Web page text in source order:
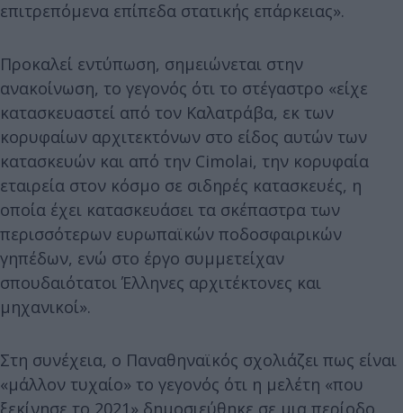
επιτρεπόμενα επίπεδα στατικής επάρκειας».
Προκαλεί εντύπωση, σημειώνεται στην
ανακοίνωση, το γεγονός ότι το στέγαστρο «είχε
κατασκευαστεί από τον Καλατράβα, εκ των
κορυφαίων αρχιτεκτόνων στο είδος αυτών των
κατασκευών και από την Cimolai, την κορυφαία
εταιρεία στον κόσμο σε σιδηρές κατασκευές, η
οποία έχει κατασκευάσει τα σκέπαστρα των
περισσότερων ευρωπαϊκών ποδοσφαιρικών
γηπέδων, ενώ στο έργο συμμετείχαν
σπουδαιότατοι Έλληνες αρχιτέκτονες και
μηχανικοί».
Στη συνέχεια, ο Παναθηναϊκός σχολιάζει πως είναι
«μάλλον τυχαίο» το γεγονός ότι η μελέτη «που
ξεκίνησε το 2021» δημοσιεύθηκε σε μια περίοδο